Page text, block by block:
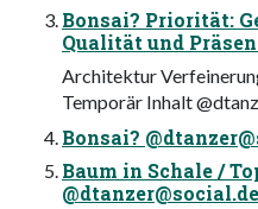
Bonsai? Priorität:
Qualität und
Architektur
Temporär Inhalt @
Bonsai? @
Baum in Schale /
@